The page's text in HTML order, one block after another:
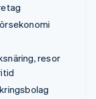
resor